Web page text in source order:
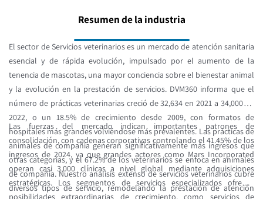
Resumen de la industria
El sector de Servicios veterinarios es un mercado de atención sanitaria
esencial y de rápida evolución, impulsado por el aumento de la
tenencia de mascotas, una mayor conciencia sobre el bienestar animal
y la evolución en la prestación de servicios. DVM360 informa que el
número de prácticas veterinarias creció de 32,634 en 2021 a 34,000 en
2022, o un 18.5% de crecimiento desde 2009, con formatos de
hospitales más grandes volviéndose más prevalentes. Las prácticas de
animales de compañía generan significativamente más ingresos que
otras categorías, y el 67.2% de los veterinarios se enfoca en animales
de compañía. Nuestro análisis extenso de servicios veterinarios cubre
diversos tipos de servicio, remodelando la prestación de atención
Las fuerzas del mercado indican importantes patrones de
consolidación, con cadenas corporativas controlando el 41.45% de los
ingresos de 2024, ya que grandes actores como Mars Incorporated
operan casi 3,000 clínicas a nivel global mediante adquisiciones
estratégicas. Los segmentos de servicios especializados ofrecen
posibilidades extraordinarias de crecimiento, como servicios de